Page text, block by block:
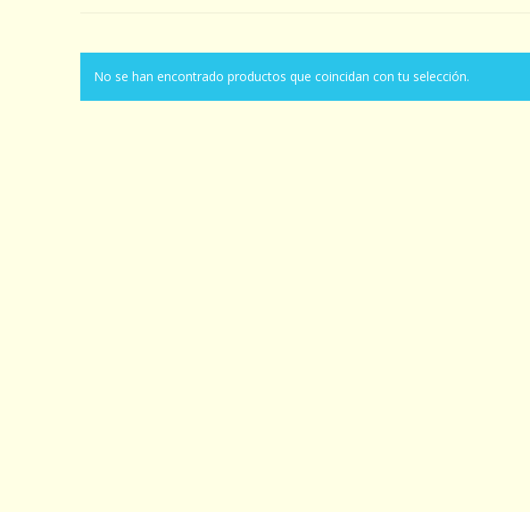
No se han encontrado productos que coincidan con tu selección.